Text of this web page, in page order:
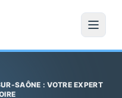
SAÔNE : VOTRE EXPERT